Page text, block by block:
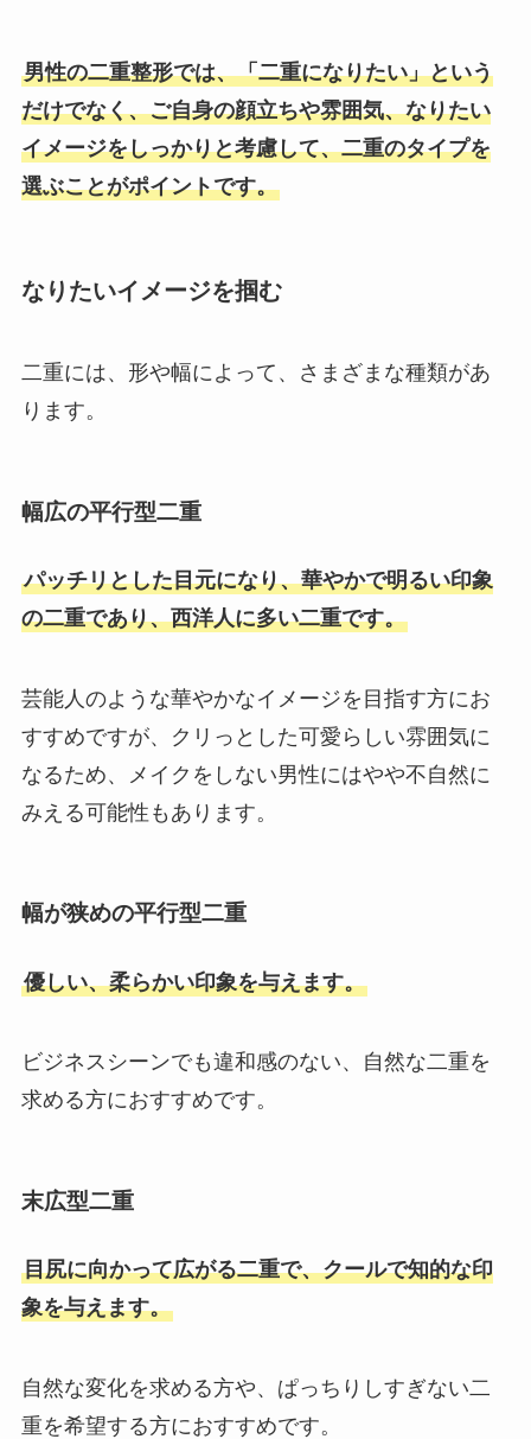
男性の二重整形では、「二重になりたい」という
だけでなく、ご自身の顔立ちや雰囲気、なりたい
イメージをしっかりと考慮して、二重のタイプを
選ぶことがポイントです。
なりたいイメージを掴む
二重には、形や幅によって、さまざまな種類があ
ります。
幅広の平行型二重
パッチリとした目元になり、華やかで明るい印象
の二重であり、西洋人に多い二重です。
芸能人のような華やかなイメージを目指す方にお
すすめですが、クリっとした可愛らしい雰囲気に
なるため、メイクをしない男性にはやや不自然に
みえる可能性もあります。
幅が狭めの平行型二重
優しい、柔らかい印象を与えます。
ビジネスシーンでも違和感のない、自然な二重を
求める方におすすめです。
末広型二重
目尻に向かって広がる二重で、クールで知的な印
象を与えます。
自然な変化を求める方や、ぱっちりしすぎない二
重を希望する方におすすめです。